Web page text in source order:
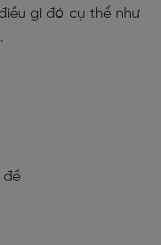
gì đó cụ thể như
đề